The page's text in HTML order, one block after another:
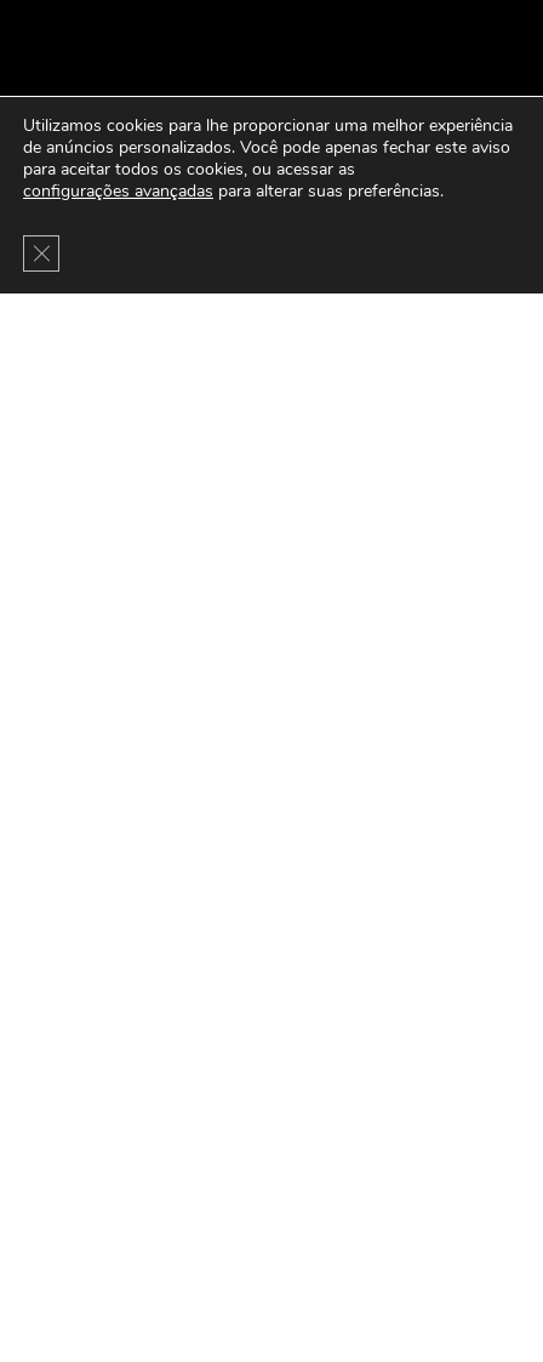
Utilizamos cookies para lhe proporcionar uma melhor experiência
de anúncios personalizados. Você pode apenas fechar este aviso
para aceitar todos os cookies, ou acessar as
configurações avançadas para alterar suas preferências.
Close GDPR Cookie Banner